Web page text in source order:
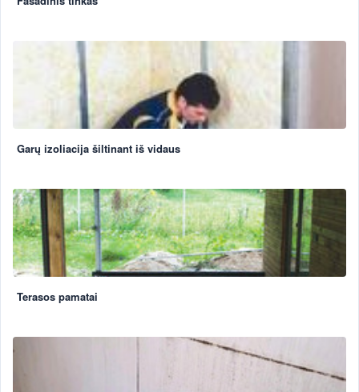
Garų izoliacija šiltinant iš vidaus
Terasos pamatai